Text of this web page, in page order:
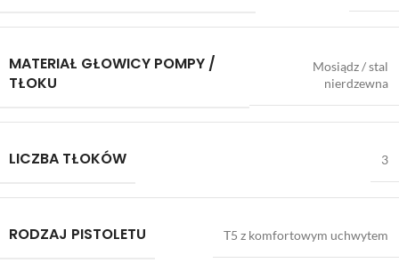
MATERIAŁ GŁOWICY POMPY /
TŁOKU
Mosiądz / stal
nierdzewna
LICZBA TŁOKÓW 3
RODZAJ PISTOLETU T5 z komfortowym uchwytem